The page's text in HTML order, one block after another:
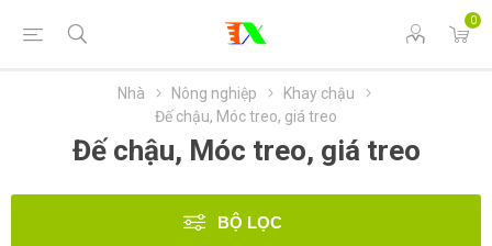
0
Nhà Nông nghiệp
Khay chậu
Đế chậu, Móc treo, giá treo
Đế chậu, Móc treo, giá treo
BỘ LỌC